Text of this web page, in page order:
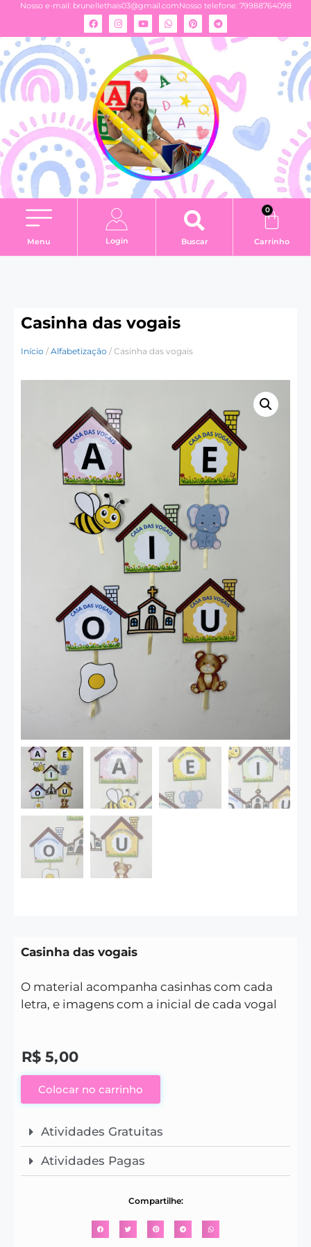
Nosso e-mail: brunellethais03@gmail.comNosso telefone: 79988764098
Menu Login Buscar
0
Carrinho
Casinha das vogais
Início / Alfabetização / Casinha das vogais
Casinha das vogais
O material acompanha casinhas com cada
letra, e imagens com a inicial de cada vogal
R$ 5,00
Colocar no carrinho
Atividades Gratuitas
Atividades Pagas
Compartilhe: